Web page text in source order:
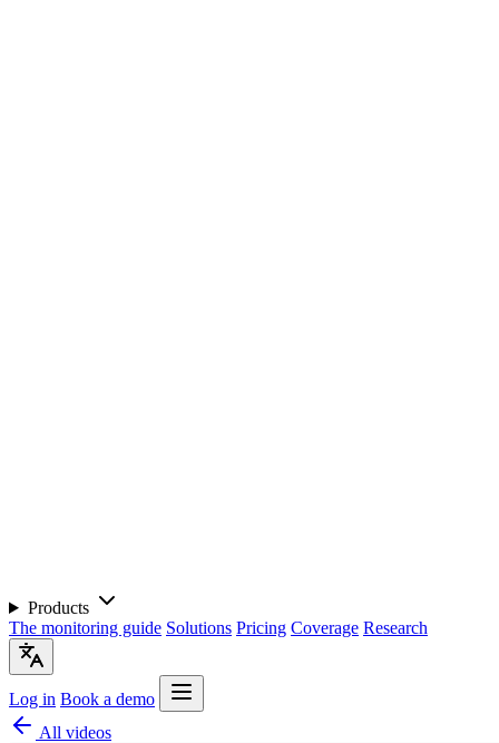
Products
The monitoring guide Solutions Pricing Coverage Research
Log in Book a demo
All videos